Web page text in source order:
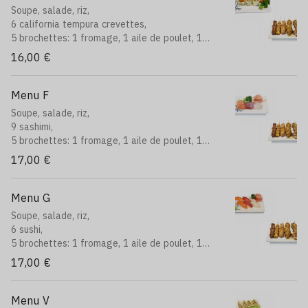
Soupe, salade, riz,
6 california tempura crevettes,
5 brochettes: 1 fromage, 1 aile de poulet, 1
boeuf, 1 poulet, 1 boulettes de poulet
16,00 €
Menu F
Soupe, salade, riz,
9 sashimi,
5 brochettes: 1 fromage, 1 aile de poulet, 1
boeuf, 1 poulet, 1 boulettes de poulet
17,00 €
Menu G
Soupe, salade, riz,
6 sushi,
5 brochettes: 1 fromage, 1 aile de poulet, 1
boeuf, 1 poulet, 1 boulettes de poulet
17,00 €
Menu V